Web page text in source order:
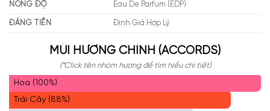
NỒNG ĐỘ Eau De Parfum (EDP)
ĐÁNG TIỀN Định Giá Hợp Lý
MÙI HƯƠNG CHÍNH (ACCORDS)
(*Click tên nhóm hương để tìm hiểu chi tiết)
Hoa (100%)
Trái Cây (88%)